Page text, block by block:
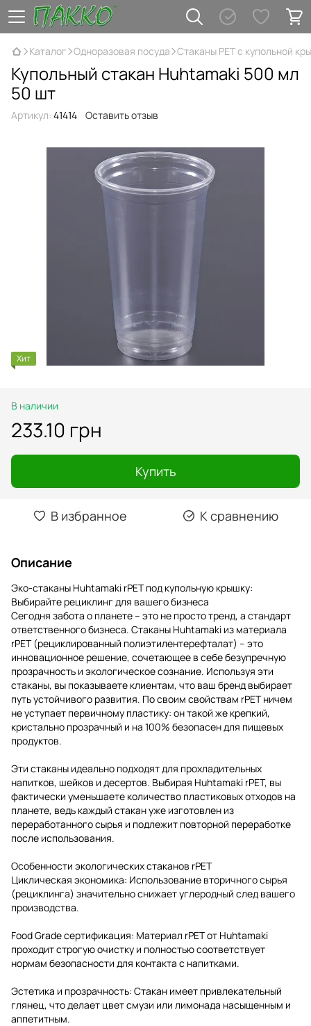
Каталог Одноразовая посуда Стаканы PET с купольной
Купольный стакан Huhtamaki 500 мл
50 шт
Артикул: 41414 Оставить отзыв
Хит
В наличии
233.10 грн
Купить
В избранное К сравнению
Описание
Эко-стаканы Huhtamaki rPET под купольную крышку:
Выбирайте рециклинг для вашего бизнеса
Сегодня забота о планете – это не просто тренд, а стандарт
ответственного бизнеса. Стаканы Huhtamaki из материала
rPET (рециклированный полиэтилентерефталат) – это
инновационное решение, сочетающее в себе безупречную
прозрачность и экологическое сознание. Используя эти
стаканы, вы показываете клиентам, что ваш бренд выбирает
путь устойчивого развития. По своим свойствам rPET ничем
не уступает первичному пластику: он такой же крепкий,
кристально прозрачный и на 100% безопасен для пищевых
продуктов.
Эти стаканы идеально подходят для прохладительных
напитков, шейков и десертов. Выбирая Huhtamaki rPET, вы
фактически уменьшаете количество пластиковых отходов на
планете, ведь каждый стакан уже изготовлен из
переработанного сырья и подлежит повторной переработке
после использования.
Особенности экологических стаканов rPET
Циклическая экономика: Использование вторичного сырья
(рециклинга) значительно снижает углеродный след вашего
производства.
Food Grade сертификация: Материал rPET от Huhtamaki
проходит строгую очистку и полностью соответствует
нормам безопасности для контакта с напитками.
Эстетика и прозрачность: Стакан имеет привлекательный
глянец, что делает цвет смузи или лимонада насыщенным и
аппетитным.